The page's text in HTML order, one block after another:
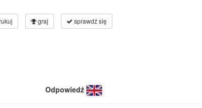
graj sprawdź się
Odpowiedź